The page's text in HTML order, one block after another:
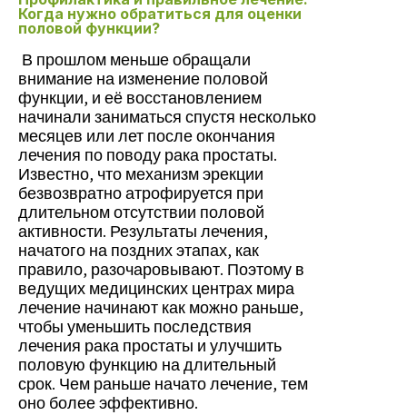
Когда нужно обратиться для оценки
половой функции?
В прошлом меньше обращали
внимание на изменение половой
функции, и её восстановлением
начинали заниматься спустя несколько
месяцев или лет после окончания
лечения по поводу рака простаты.
Известно, что механизм эрекции
безвозвратно атрофируется при
длительном отсутствии половой
активности. Результаты лечения,
начатого на поздних этапах, как
правило, разочаровывают. Поэтому в
ведущих медицинских центрах мира
лечение начинают как можно раньше,
чтобы уменьшить последствия
лечения рака простаты и улучшить
половую функцию на длительный
срок. Чем раньше начато лечение, тем
оно более эффективно.